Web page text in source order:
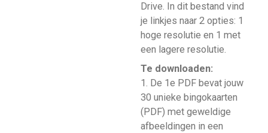
Drive. In dit bestand vind
je linkjes naar 2 opties: 1
hoge resolutie en 1 met
een lagere resolutie.
Te downloaden:
1. De 1e PDF bevat jouw
30 unieke bingokaarten
(PDF) met geweldige
afbeeldingen in een